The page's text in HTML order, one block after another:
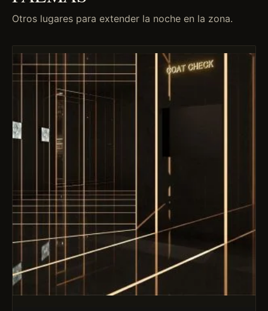
Otros lugares para extender la noche en la zona.